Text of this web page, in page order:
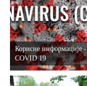
Корисне информације -
COVID 19